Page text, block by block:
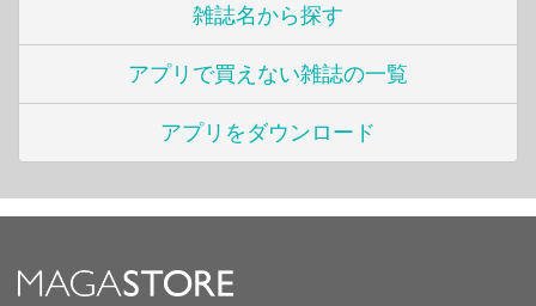
雑誌名から探す
アプリで買えない雑誌の一覧
アプリをダウンロード